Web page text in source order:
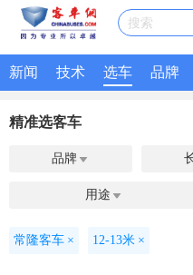
搜索
新闻 技术 选车 品牌
精准选客车
品牌 
用途 
常隆客车 × 12-13米 ×